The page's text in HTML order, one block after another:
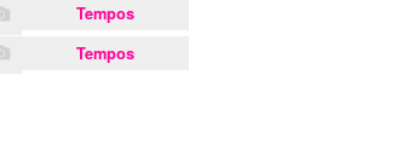
Tempos
Tempos